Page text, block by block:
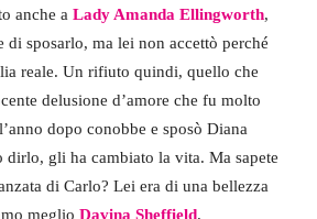
anche a Lady Amanda Ellingworth,
di sposarlo, ma lei non accettò perché
reale. Un rifiuto quindi, quello che
delusione d’amore che fu molto
dopo conobbe e sposò Diana
dirlo, gli ha cambiato la vita. Ma sapete
di Carlo? Lei era di una bellezza
meglio Davina Sheffield.